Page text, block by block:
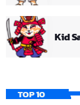
Kid
TOP 10